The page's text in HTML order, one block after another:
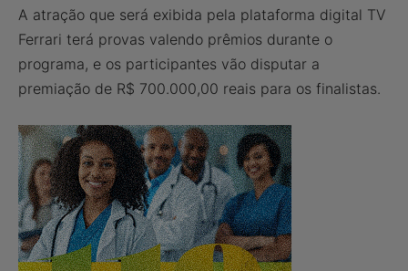
A atração que será exibida pela plataforma digital TV
Ferrari terá provas valendo prêmios durante o
programa, e os participantes vão disputar a
premiação de R$ 700.000,00 reais para os finalistas.